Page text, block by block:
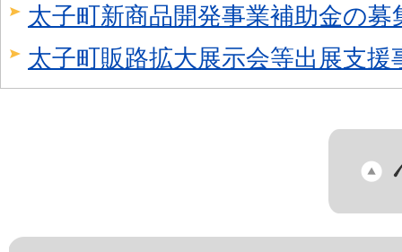
太子町新商品開発事業補助金の
太子町販路拡大展示会等出展支援